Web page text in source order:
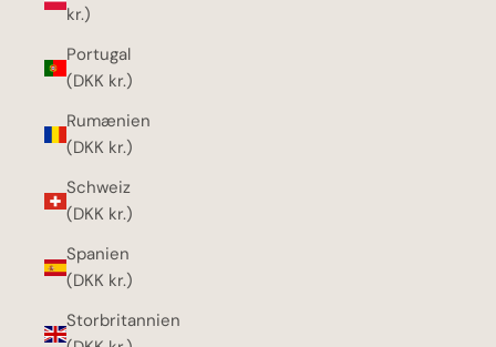
kr.)
Portugal
(DKK kr.)
Rumænien
(DKK kr.)
Schweiz
(DKK kr.)
Spanien
(DKK kr.)
Storbritannien